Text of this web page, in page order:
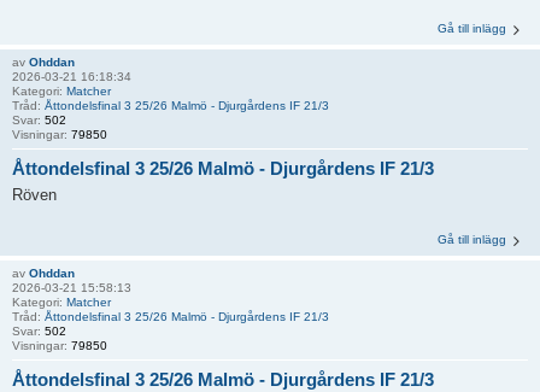
Gå till inlägg
av Ohddan
2026-03-21 16:18:34
Kategori: Matcher
Tråd: Åttondelsfinal 3 25/26 Malmö - Djurgårdens IF 21/3
Svar: 502
Visningar: 79850
Åttondelsfinal 3 25/26 Malmö - Djurgårdens IF 21/3
Röven
Gå till inlägg
av Ohddan
2026-03-21 15:58:13
Kategori: Matcher
Tråd: Åttondelsfinal 3 25/26 Malmö - Djurgårdens IF 21/3
Svar: 502
Visningar: 79850
Åttondelsfinal 3 25/26 Malmö - Djurgårdens IF 21/3